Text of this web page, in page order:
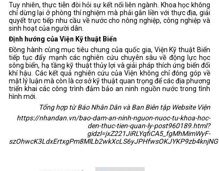
Tuy nhiên, thực tiễn đòi hỏi sự kết nối liên ngành. Khoa học không
chỉ dừng lại ở phòng thí nghiệm mà phải gắn liền với thực địa, giải
quyết trực tiếp nhu cầu về nước cho nông nghiệp, công nghiệp và
sinh hoạt của người dân.
Định hướng của Viện Kỹ thuật Biển
Đồng hành cùng mục tiêu chung của quốc gia, Viện Kỹ thuật Biển
tiếp tục đẩy mạnh các nghiên cứu chuyên sâu về động lực học
sông biển, hạ tầng kỹ thuật thủy lợi và giải pháp thích ứng biến đổi
khí hậu. Các kết quả nghiên cứu của Viện không chỉ đóng góp về
mặt lý luận mà còn là cơ sở kỹ thuật quan trọng để các địa phương
triển khai các công trình đảm bảo an ninh nguồn nước trong tình
hình mới.
Tổng hợp từ Báo Nhân Dân và Ban Biên tập Website Viện
https://nhandan.vn/bao-dam-an-ninh-nguon-nuoc-tu-khoa-hoc-
den-thuc-tien-quan-ly-post960189.html?
gidzl=jxZ221JiRLYqfiCA5_fgMhMimWyF-
szOhwcK3LdxErtxgPm8MlLb2wkXcLS6yJPHfwsOKJYKP9zb4knjNG